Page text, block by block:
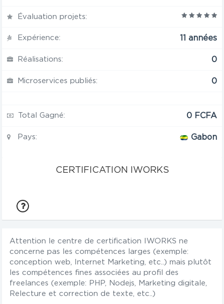
Évaluation projets:
Expérience: 11 années
Réalisations: 0
Microservices publiés: 0
Total Gagné: 0 FCFA
Pays: Gabon
CERTIFICATION IWORKS
Attention le centre de certification IWORKS ne
concerne pas les compétences larges (exemple:
conception web, Internet Marketing, etc..) mais plutôt
les compétences fines associées au profil des
freelances (exemple: PHP, Nodejs, Marketing digitale,
Relecture et correction de texte, etc..)